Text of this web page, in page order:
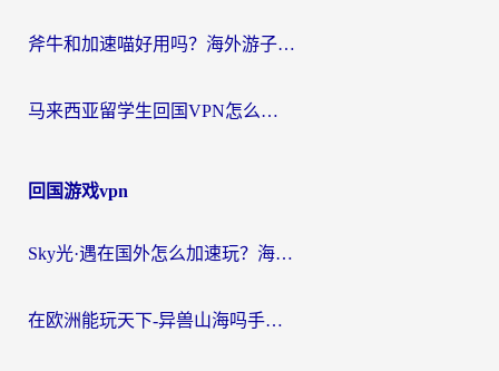
斧牛和加速喵好用吗？海外游子的真实选择困境
马来西亚留学生回国VPN怎么选？3个避坑点+1款实测好用的加速器推荐
回国游戏vpn
Sky光·遇在国外怎么加速玩？海外党亲测有效的国服游戏加速指南
在欧洲能玩天下-异兽山海吗手游？海外玩家的加速器生存指南